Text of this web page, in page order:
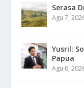
Serasa
Agu 7,
Yusril:
Papua
Agu 6,